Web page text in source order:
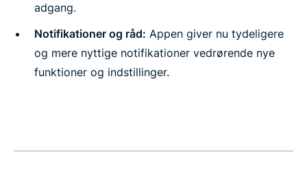
adgang.
Notifikationer og råd: Appen giver nu tydeligere
og mere nyttige notifikationer vedrørende nye
funktioner og indstillinger.